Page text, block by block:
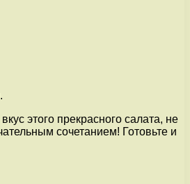
этого прекрасного салата, не
сочетанием! Готовьте и